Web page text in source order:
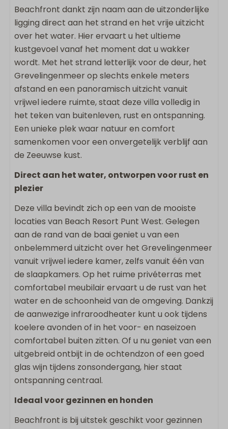
Strijkijzer
Strijkplank
Vaatwasser
Keukengerei
Combi-magnetron
Quooker
Koelkast met vriesvak
Nespresso apparaat
Broodrooster
Buiten
Eettafel buiten
Omheind terras
Loungebank
Buitendouche
Sanitair
2 Badkamers
Badkamer ensuite
Regendouche
Inloopdouche
Föhn
Apart toilet
Dubbele wastafel
Slaapkamer(s)
Tweepersoonsbed: 3
Slaapkamer(s) op begane grond
Boxspring
Beachfront dankt zijn naam aan de uitzonderlijke
ligging direct aan het strand en het vrije uitzicht
over het water. Hier ervaart u het ultieme
kustgevoel vanaf het moment dat u wakker
wordt. Met het strand letterlijk voor de deur, het
Grevelingenmeer op slechts enkele meters
afstand en een panoramisch uitzicht vanuit
vrijwel iedere ruimte, staat deze villa volledig in
het teken van buitenleven, rust en ontspanning.
Een unieke plek waar natuur en comfort
samenkomen voor een onvergetelijk verblijf aan
de Zeeuwse kust.
Direct aan het water, ontworpen voor rust en
plezier
Deze villa bevindt zich op een van de mooiste
locaties van Beach Resort Punt West. Gelegen
aan de rand van de baai geniet u van een
onbelemmerd uitzicht over het Grevelingenmeer
vanuit vrijwel iedere kamer, zelfs vanuit één van
de slaapkamers. Op het ruime privéterras met
comfortabel meubilair ervaart u de rust van het
water en de schoonheid van de omgeving. Dankzij
de aanwezige infraroodheater kunt u ook tijdens
koelere avonden of in het voor- en naseizoen
comfortabel buiten zitten. Of u nu geniet van een
uitgebreid ontbijt in de ochtendzon of een goed
glas wijn tijdens zonsondergang, hier staat
ontspanning centraal.
Ideaal voor gezinnen en honden
Beachfront is bij uitstek geschikt voor gezinnen